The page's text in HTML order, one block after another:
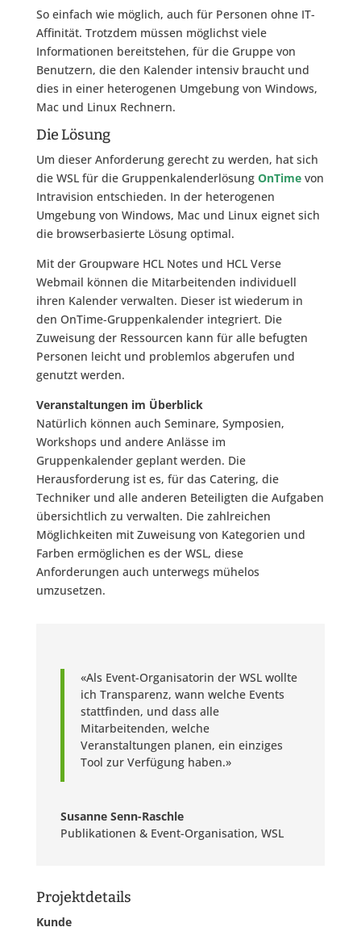
So einfach wie möglich, auch für Personen ohne IT-
Affinität. Trotzdem müssen möglichst viele
Informationen bereitstehen, für die Gruppe von
Benutzern, die den Kalender intensiv braucht und
dies in einer heterogenen Umgebung von Windows,
Mac und Linux Rechnern.
Die Lösung
Um dieser Anforderung gerecht zu werden, hat sich
die WSL für die Gruppenkalenderlösung OnTimevon
Intravision entschieden. In der heterogenen
Umgebung von Windows, Mac und Linux eignet sich
die browserbasierte Lösung optimal.
Mit der Groupware HCL Notes und HCL Verse
Webmail können die Mitarbeitenden individuell
ihren Kalender verwalten. Dieser ist wiederum in
den OnTime-Gruppenkalender integriert. Die
Zuweisung der Ressourcen kann für alle befugten
Personen leicht und problemlos abgerufen und
genutzt werden.
Veranstaltungen im Überblick
Natürlich können auch Seminare, Symposien,
Workshops und andere Anlässe im
Gruppenkalender geplant werden. Die
Herausforderung ist es, für das Catering, die
Techniker und alle anderen Beteiligten die Aufgaben
übersichtlich zu verwalten. Die zahlreichen
Möglichkeiten mit Zuweisung von Kategorien und
Farben ermöglichen es der WSL, diese
Anforderungen auch unterwegs mühelos
umzusetzen.
«Als Event-Organisatorin der WSL wollte
ich Transparenz, wann welche Events
stattfinden, und dass alle
Mitarbeitenden, welche
Veranstaltungen planen, ein einziges
Tool zur Verfügung haben.»
Susanne Senn-Raschle
Publikationen & Event-Organisation, WSL
Projektdetails
Kunde